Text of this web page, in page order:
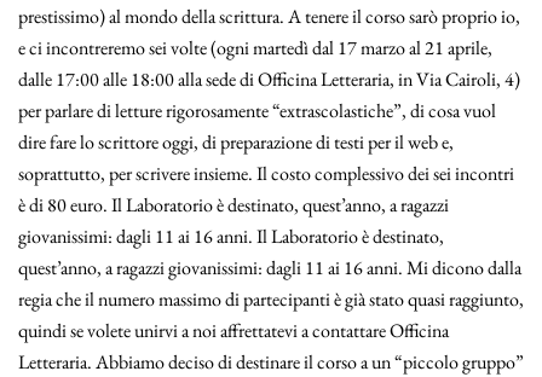
prestissimo) al mondo della scrittura. A tenere il corso sarò proprio io,
e ci incontreremo sei volte (ogni martedì dal 17 marzo al 21 aprile,
dalle 17:00 alle 18:00 alla sede di Officina Letteraria, in Via Cairoli, 4)
per parlare di letture rigorosamente “extrascolastiche”, di cosa vuol
dire fare lo scrittore oggi, di preparazione di testi per il web e,
soprattutto, per scrivere insieme. Il costo complessivo dei sei incontri
è di 80 euro. Il Laboratorio è destinato, quest’anno, a ragazzi
giovanissimi: dagli 11 ai 16 anni. Il Laboratorio è destinato,
quest’anno, a ragazzi giovanissimi: dagli 11 ai 16 anni. Mi dicono dalla
regia che il numero massimo di partecipanti è già stato quasi raggiunto,
quindi se volete unirvi a noi affrettatevi a contattare Officina
Letteraria. Abbiamo deciso di destinare il corso a un “piccolo gruppo”